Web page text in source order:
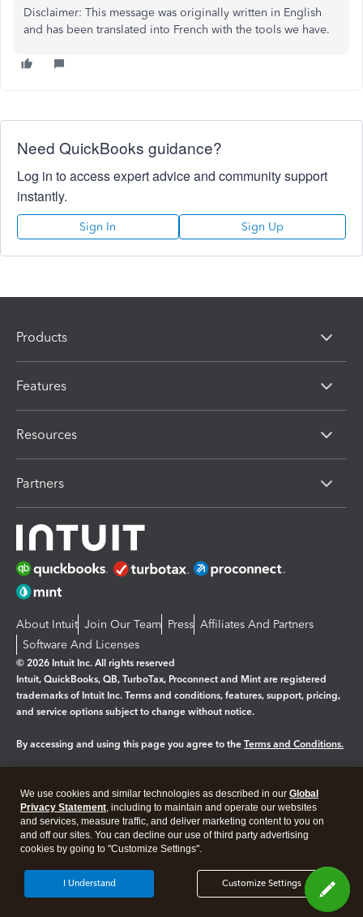
Disclaimer: This message was originally written in English
and has been translated into French with the tools we have.
Need QuickBooks guidance?
Log in to access expert advice and community support
instantly.
Sign In Sign Up
Products
Features
Resources
Partners
About Intuit Join Our Team Press Affiliates And Partners
Software And Licenses
© 2026 Intuit Inc. All rights reserved
Intuit, QuickBooks, QB, TurboTax, Proconnect and Mint are registered
trademarks of Intuit Inc. Terms and conditions, features, support, pricing,
and service options subject to change without notice.
By accessing and using this page you agree to the Terms and Conditions.
Legal Privacy Security
We use cookies and similar technologies as described in our Global
Privacy Statement, including to maintain and operate our websites
and services, measure traffic, and deliver marketing content to you on
and off our sites. You can decline our use of third party advertising
cookies by going to "Customize Settings".
Customize Settings
I Understand